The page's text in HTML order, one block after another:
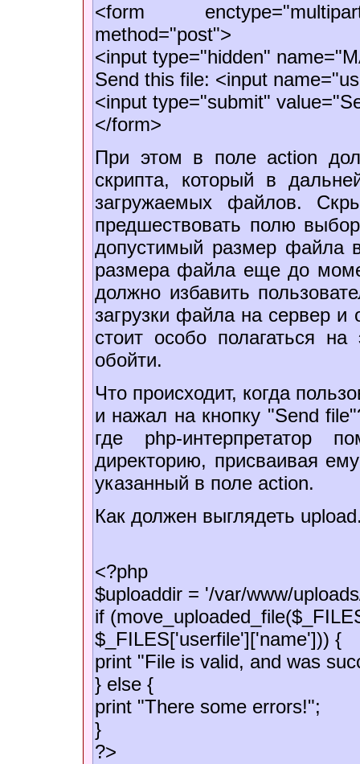
<form
method="post">
<input type="hidden"
Send this file: <input
<input type="submit"
</form>
При этом в поле action
скрипта, который в
загружаемых файлов.
предшествовать полю
допустимый размер файла
размера файла еще до
должно избавить
загрузки файла на сервер
стоит особо полагаться
обойти.
Что происходит, когда
и нажал на кнопку "Send
где php-интерпретатор
директорию, присваивая
указанный в поле action.
Как должен выглядеть
<?php
$uploaddir = '/var/www/
if
$_FILES['userfile']['name'])) {
print "File is valid, and was
} else {
print "There some errors!";
}
?>